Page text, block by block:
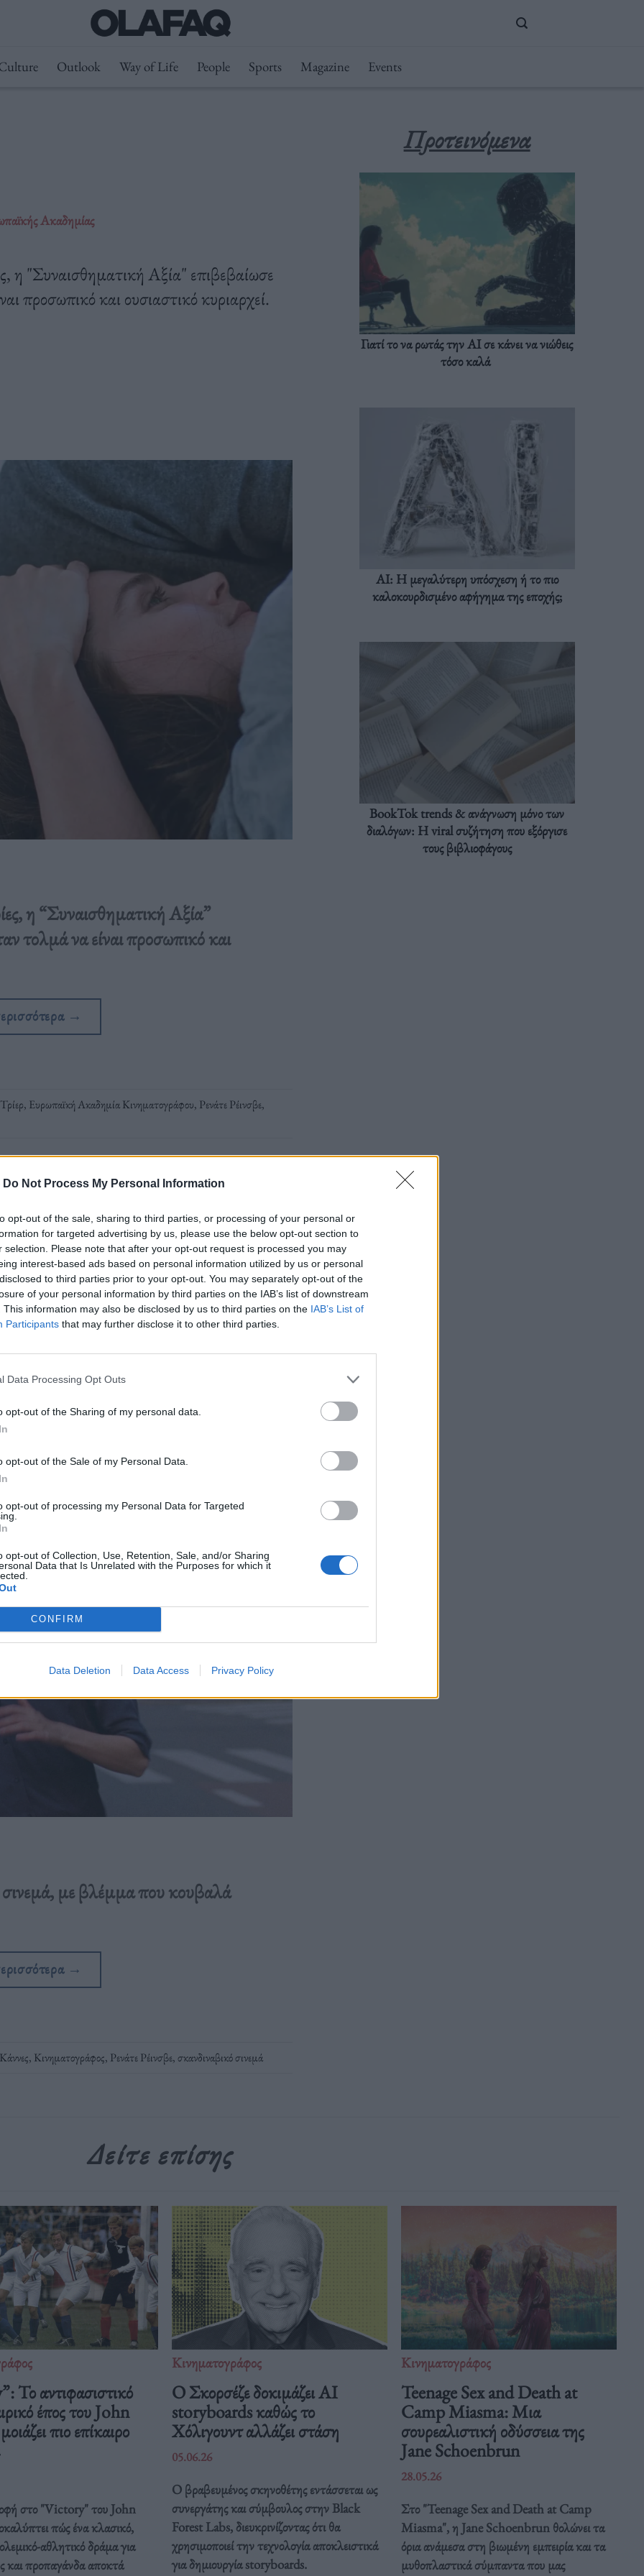
Do Not Process My Personal Information
opt-out of the sale, sharing to third parties, or processing of your personal or
for targeted advertising by us, please use the below opt-out section to
selection. Please note that after your opt-out request is processed you may
interest-based ads based on personal information utilized by us or personal
to third parties prior to your opt-out. You may separately opt-out of the
of your personal information by third parties on the IAB’s list of downstream
This information may also be disclosed by us to third parties on the IAB’s List of
Participants that may further disclose it to other third parties.
Data Processing Opt Outs
opt-out of the Sharing of my personal data.
opt-out of the Sale of my Personal Data.
opt-out of processing my Personal Data for Targeted
opt-out of Collection, Use, Retention, Sale, and/or Sharing
Data that Is Unrelated with the Purposes for which it
CONFIRM
Data Deletion Data Access Privacy Policy
Outlook Way of Life People Sports Magazine Events
Ακαδημίας
η "Συναισθηματική Αξία" επιβεβαίωσε
προσωπικό και ουσιαστικό κυριαρχεί.
η “Συναισθηματική Αξία”
τολμά να είναι προσωπικό και
→
, Ευρωπαϊκή Ακαδημία Κινηματογράφου, Ρενάτε Ρέινσβε,
με βλέμμα που κουβαλά ολόκληρες
με βλέμμα που κουβαλά
→
Κάννες, Κινηματογράφος, Ρενάτε Ρέινσβε,σκανδιναβικό σινεμά
Προτεινόμενα
Γιατί το να ρωτάς την AI σε κάνει να νιώθεις
τόσο καλά
AI: Η μεγαλύτερη υπόσχεση ή το πιο
καλοκουρδισμένο αφήγημα της εποχής;
BookTok trends & ανάγνωση μόνο των
διαλόγων: Η viral συζήτηση που εξόργισε
τους βιβλιοφάγους
Δείτε επίσης
Το αντιφασιστικό
έπος του John
πιο επίκαιρο
στο "Victory" του John
πώς ένα κλασικό,
αθλητικό δράμα για
και προπαγάνδα αποκτά
Κινηματογράφος
Ο Σκορσέζε δοκιμάζει AI
storyboards καθώς το
Χόλιγουντ αλλάζει στάση
05.06.26
Ο βραβευμένος σκηνοθέτης εντάσσεται ως
συνεργάτης και σύμβουλος στην Black
Forest Labs, διευκρινίζοντας ότι θα
χρησιμοποιεί την τεχνολογία αποκλειστικά
για δημιουργία storyboards.
Κινηματογράφος
Teenage Sex and Death at
Camp Miasma: Μια
σουρεαλιστική οδύσσεια της
Jane Schoenbrun
28.05.26
Στο "Teenage Sex and Death at Camp
Miasma", η Jane Schoenbrun θολώνει τα
όρια ανάμεσα στη βιωμένη εμπειρία και τα
μυθοπλαστικά σύμπαντα που μας